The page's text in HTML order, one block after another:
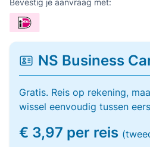
Bevestig je aanvraag met:
NS Business
Gratis. Reis op rekening,
wissel eenvoudig tussen
€ 3,97 per reis